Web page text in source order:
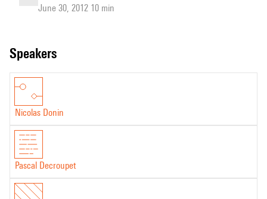
June 30, 2012 10 min
speakers
Nicolas Donin
Pascal Decroupet